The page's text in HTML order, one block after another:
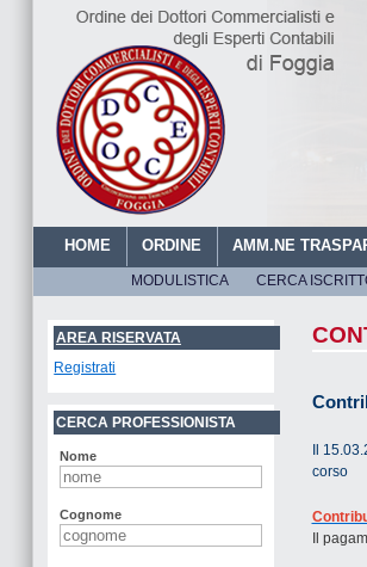
HOME ORDINE AMM.NE
MODULISTICA CERCA
AREA RISERVATA
Registrati
CERCA PROFESSIONISTA
Nome
Cognome
Il
corso
Il